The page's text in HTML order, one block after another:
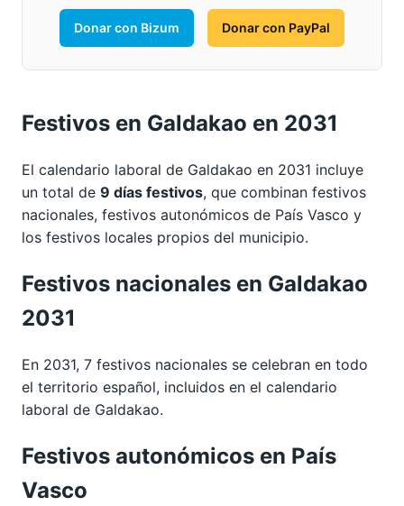
Donar con Bizum Donar con PayPal
Festivos en Galdakao en 2031
El calendario laboral de Galdakao en 2031 incluye
un total de 9 días festivos, que combinan festivos
nacionales, festivos autonómicos de País Vasco y
los festivos locales propios del municipio.
Festivos nacionales en Galdakao
2031
En 2031, 7 festivos nacionales se celebran en todo
el territorio español, incluidos en el calendario
laboral de Galdakao.
Festivos autonómicos en País
Vasco